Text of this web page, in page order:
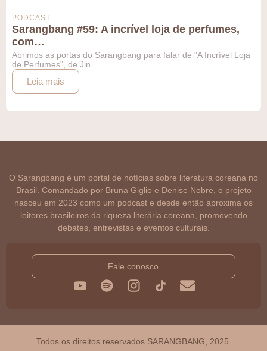
PODCAST
Sarangbang #59: A incrível loja de perfumes,
com…
Abrimos as portas do Sarangbang para falar de "A Incrível Loja
de Perfumes", de Jin
Leia mais
O Sarangbang é um portal de notícias sobre literatura coreana no
Brasil. Comandado por Bruna Giglio e Denise Nobre, o projeto
nasceu em 2023 como um podcast e desde então aproxima os
leitores brasileiros da riqueza literária coreana, promovendo
debates, entrevistas e eventos culturais.
Fale conosco
Todos os direitos reservados SARANGBANG, 2025.